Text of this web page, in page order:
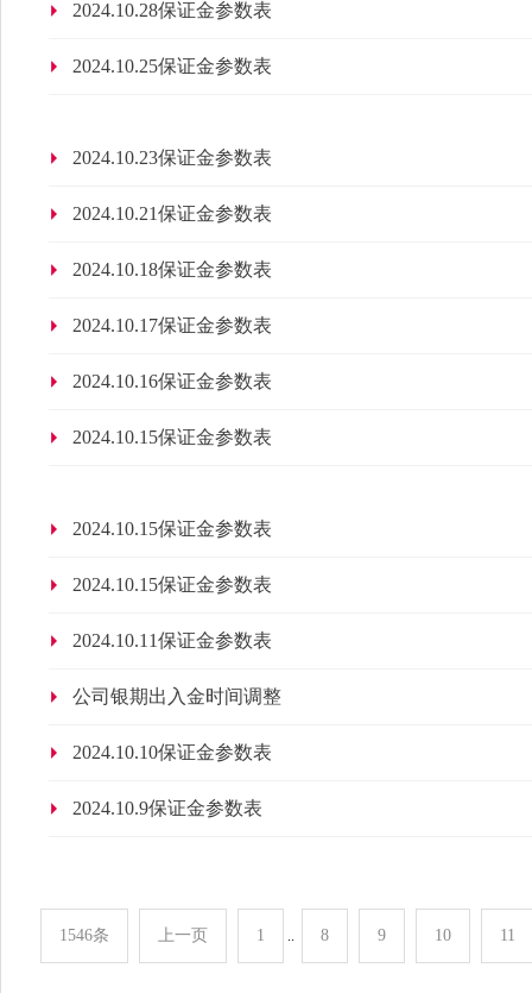
2024.10.28保证金参数表
2024.10.25保证金参数表
2024.10.23保证金参数表
2024.10.21保证金参数表
2024.10.18保证金参数表
2024.10.17保证金参数表
2024.10.16保证金参数表
2024.10.15保证金参数表
2024.10.15保证金参数表
2024.10.15保证金参数表
2024.10.11保证金参数表
公司银期出入金时间调整
2024.10.10保证金参数表
2024.10.9保证金参数表
1546条 上一页 1 .. 8 9 10 11